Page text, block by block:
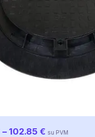
– 102.85 € Price
su PVM